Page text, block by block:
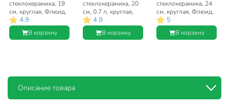
стеклокерамика, 19
см, круглая, Флюид,
Daniks, серая
4.9
В корзину
стеклокерамика, 20
см, 0.7 л, круглая,
Флюид, Daniks,
серая
4.9
В корзину
стеклокерамика, 24
см, круглая, Флюид,
Daniks, серая
5
В корзину
Описание товара